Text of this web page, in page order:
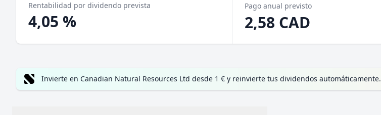
Rentabilidad por dividendo prevista
4,05 %
Pago anual previsto
2,58 CAD
Invierte en Canadian Natural Resources Ltd desde 1 € y reinvierte tus dividendos automáticamente.